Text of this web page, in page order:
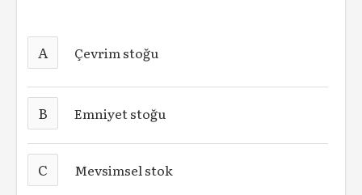
A Çevrim stoğu
B Emniyet stoğu
C Mevsimsel stok